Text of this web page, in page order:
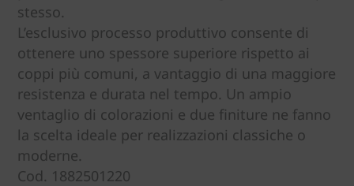
stesso.
L’esclusivo processo produttivo consente di
ottenere uno spessore superiore rispetto ai
coppi più comuni, a vantaggio di una maggiore
resistenza e durata nel tempo. Un ampio
ventaglio di colorazioni e due finiture ne fanno
la scelta ideale per realizzazioni classiche o
moderne.
Cod. 1882501220